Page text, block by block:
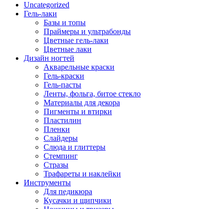
Uncategorized
Гель-лаки
Базы и топы
Праймеры и ультрабонды
Цветные гель-лаки
Цветные лаки
Дизайн ногтей
Акварельные краски
Гель-краски
Гель-пасты
Ленты, фольга, битое стекло
Материалы для декора
Пигменты и втирки
Пластилин
Пленки
Слайдеры
Слюда и глиттеры
Стемпинг
Стразы
Трафареты и наклейки
Инструменты
Для педикюра
Кусачки и щипчики